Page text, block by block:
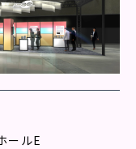
ールE